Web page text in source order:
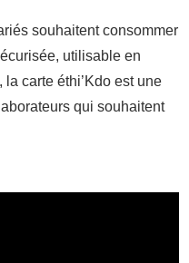
souhaitent consommer
utilisable en
carte éthi’Kdo est une
qui souhaitent